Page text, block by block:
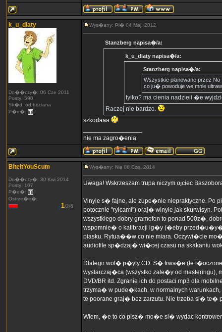
k_u_dlaty
Do��czy�: 06 Cze 2011
Posty: 590
Sk�d: od bociana
P�e�:
Wys�any: Pi� 04 Maj, 2012
Stanzberg napisa�/a:
k_u_dlaty napisa�/a:
Stanzberg napisa�/a:
Wszystkie planowane przez
co ju� powoduje we mnie
tylko? ma cienia nadzieii �e
Raczej nie bardzo.
szkodaaa
nie ma zagro�enia
BiteItYouScum
Do��czy�: 30 Kwi 2014
Posty: 107
P�e�:
Ostrze�e�:
1/3/6
Wys�any: Nie 08 Cze, 2014
Uwaga! Wskrzeszam trupa niczym ojciec
Vinyle s� fajne, ale zupe�nie niepraktyczne. Po
potocznie "rylcami") oraj� winyle jak skurwisyn.
wszystkiego dobry gramofon to ponad 500z�,
wspomnie� o kalibracji ig�y (�eby przed�u�y�
piasku. Rytua��w co nie miara. Oczywi�cie
audiofile sp�dzaj� wi�cej czasu na skakaniu
Dlatego wol� p�yty CD. S� trwa�e (te
wystarczaj�ca (wszystko zale�y od masteringu),
DVD/BR itd. Zgranie ich do postaci mp3 dla
trzyma� w pude�kach, w normalnych
te poorane graj� bez zarzutu. Nie trzeba si�
Wiem, �e to co pisz� mo�e si� wydac